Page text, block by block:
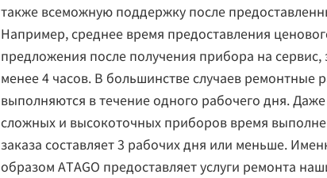
также всеможную поддержку после
Например, среднее время предоставления
предложения после получения прибора на сервис,
менее 4 часов. В большинстве случаев ремонтные
выполняются в течение одного рабочего дня.
сложных и высокоточных приборов время
заказа составляет 3 рабочих дня или меньше.
образом ATAGO предоставляет услуги ремонта